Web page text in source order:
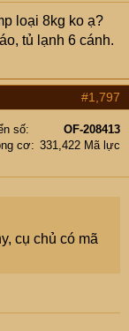
loại 8kg ko ạ?
tủ lạnh 6 cánh.
#1,797
số
OF-208413
cơ
331,422 Mã lực
cụ chủ có mã